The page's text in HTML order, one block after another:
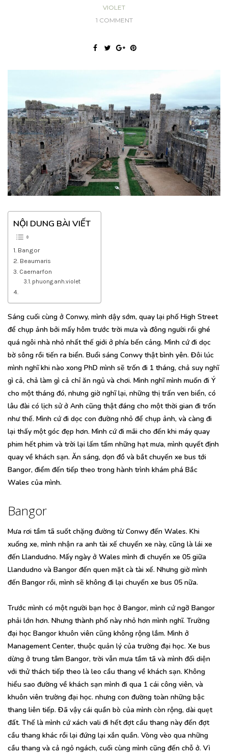
VIOLET
1 COMMENT
NỘI DUNG BÀI VIẾT
Bangor
Beaumaris
Caernarfon
phuong.anh.violet
Sáng cuối cùng ở Conwy, mình dậy sớm, quay lại phố High Street
để chụp ảnh bởi mấy hôm trước trời mưa và đông người rồi ghé
quá ngôi nhà nhỏ nhất thế giới ở phía bến cảng. Mình cứ đi dọc
bờ sông rồi tiến ra biển. Buổi sáng Conwy thật bình yên. Đôi lúc
mình nghĩ khi nào xong PhD mình sẽ trốn đi 1 tháng, chả suy nghĩ
gì cả, chả làm gì cả chỉ ăn ngủ và chơi. Mình nghĩ mình muốn đi Ý
cho một tháng đó, nhưng giờ nghĩ lại, những thị trấn ven biển, có
lâu đài có lịch sử ở Anh cũng thật đáng cho một thời gian đi trốn
như thế. Mình cứ đi dọc con đường nhỏ để chụp ảnh, và càng đi
lại thấy một góc đẹp hơn. Mình cứ đi mãi cho đến khi máy quay
phim hết phim và trời lại lấm tấm những hạt mưa, mình quyết định
quay về khách sạn. Ăn sáng, dọn đồ và bắt chuyến xe bus tới
Bangor, điểm đến tiếp theo trong hành trình khám phá Bắc
Wales của mình.
Bangor
Mưa rơi tầm tã suốt chặng đường từ Conwy đến Wales. Khi
xuống xe, mình nhận ra anh tài xế chuyến xe này, cũng là lái xe
đến Llandudno. Mấy ngày ở Wales mình đi chuyến xe 05 giữa
Llandudno và Bangor đến quen mặt cà tài xế. Nhưng giờ mình
đến Bangor rồi, mình sẽ không đi lại chuyến xe bus 05 nữa.
Trước mình có một người bạn học ở Bangor, mình cứ ngỡ Bangor
phải lớn hơn. Nhưng thành phố này nhỏ hơn mình nghĩ. Trường
đại học Bangor khuôn viên cũng không rộng lắm. Mình ở
Management Center, thuộc quản lý của trường đại học. Xe bus
dừng ở trung tâm Bangor, trời vẫn mưa tầm tã và mình đối diện
với thử thách tiếp theo là leo cầu thang về khách sạn. Không
hiểu sao đường về khách sạn mình đi qua 1 cái công viên, và
khuôn viên trường đại học. nhưng con đường toàn những bậc
thang liên tiếp. Đã vậy cái quần bò của mình còn rộng, dài quẹt
đất. Thế là mình cứ xách vali đi hết đợt cầu thang này đến đợt
cầu thang khác rồi lại đứng lại xắn quần. Vòng vèo qua những
cầu thang và cả ngỏ ngách, cuối cùng mình cũng đến chỗ ở. Vì